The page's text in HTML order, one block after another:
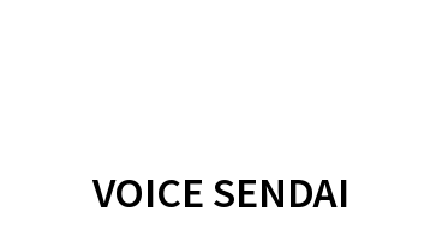
VOICE SENDAI